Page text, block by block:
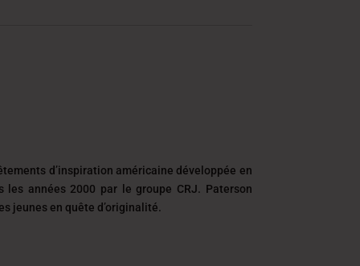
d’inspiration américaine développée en
les années 2000 par le groupe CRJ. Paterson
jeunes en quête d’originalité.